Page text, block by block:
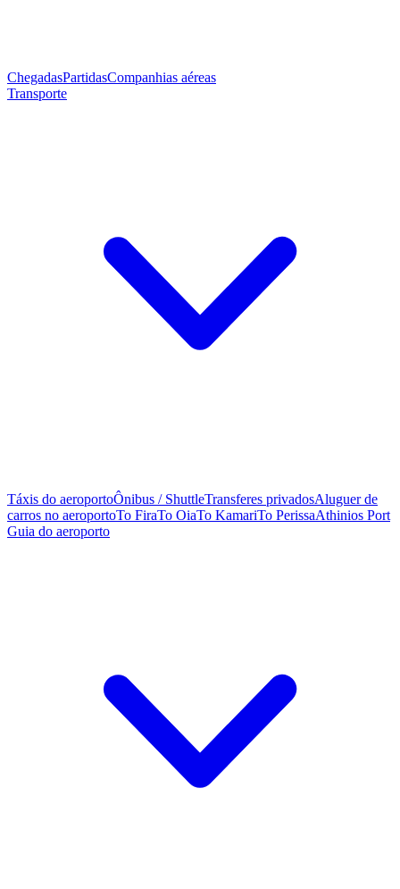
ChegadasPartidasCompanhias aéreas
Transporte
Táxis do aeroportoÔnibus / ShuttleTransferes privadosAluguer de
carros no aeroportoTo FiraTo OiaTo KamariTo PerissaAthinios Port
Guia do aeroporto